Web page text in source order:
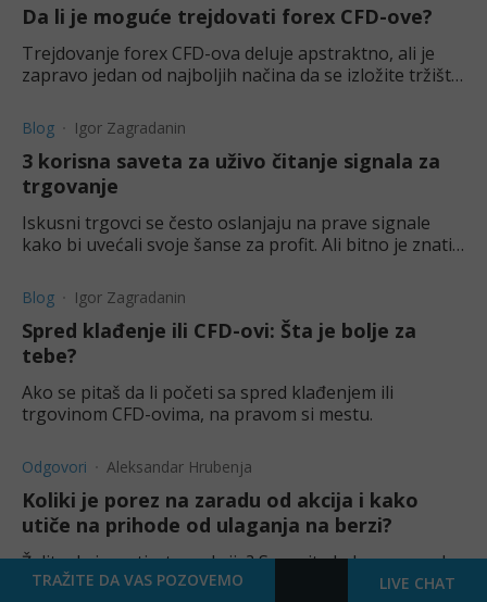
Da li je moguće trejdovati forex CFD-ove?
Trejdovanje forex CFD-ova deluje apstraktno, ali je
zapravo jedan od najboljih načina da se izložite tržištu
Blog Igor Zagradanin
3 korisna saveta za uživo čitanje signala za
trgovanje
Iskusni trgovci se često oslanjaju na prave signale
kako bi uvećali svoje šanse za profit. Ali bitno je znati
Blog Igor Zagradanin
Spred klađenje ili CFD-ovi: Šta je bolje za
tebe?
Ako se pitaš da li početi sa spred klađenjem ili
trgovinom CFD-ovima, na pravom si mestu.
Odgovori Aleksandar Hrubenja
Koliki je porez na zaradu od akcija i kako
utiče na prihode od ulaganja na berzi?
Želite da investirate u akcije? Saznajte kako se zarada
od istih oporezuje i koliki taj porez može biti.
TRAŽITE DA VAS POZOVEMO LIVE CHAT